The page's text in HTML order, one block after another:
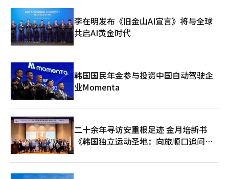
被接受。 因此，梅里茨在홈플러스的复苏可能性不确定的情况下，
担心背信争议和股东反对的可能性。尤其是如果追加贷款导致不良
贷款，可能会引发管理层责任问题，因此要求MBK伙伴提供连带担
保等安全措施。 作为替代方案，홈플러스提出对信托房地产的次级
收益权质权设定，但梅里茨未接受，谈判未见进展。※ 本报道经
人工智能（AI）系统翻译与编辑。
李在明发布《旧金山AI宣言》将与全球
共启AI黄金时代
韩国国民年金参与投资中国自动驾驶企
业Momenta
二十余年寻访安重根足迹 金月培新书
《韩国独立运动圣地：向旅顺口追问历